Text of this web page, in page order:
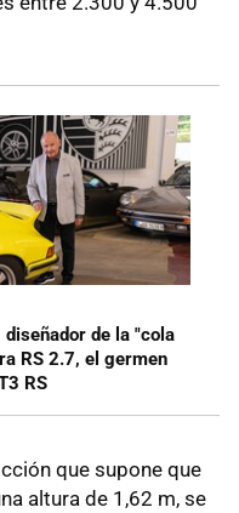
de la "cola
RS 2.7, el germen
RS
que supone que
altura de 1,62 m, se